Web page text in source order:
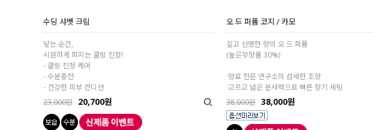
수딩 샤벳 크림
닿는 순간,
시원하게 퍼지는 쿨링 진정!
- 쿨링 진정 케어
- 수분충전
- 건강한 피부 컨디션
23,000원 20,700원
오 드 퍼퓸 코지 / 카모
깊고 선명한 향의 오 드 퍼퓸
(높은부향률 30%)
·향료 전문 연구소의 섬세한 조향
·고르고 넓은 분사력으로 빠른 향기 세팅
38,000원 38,000원